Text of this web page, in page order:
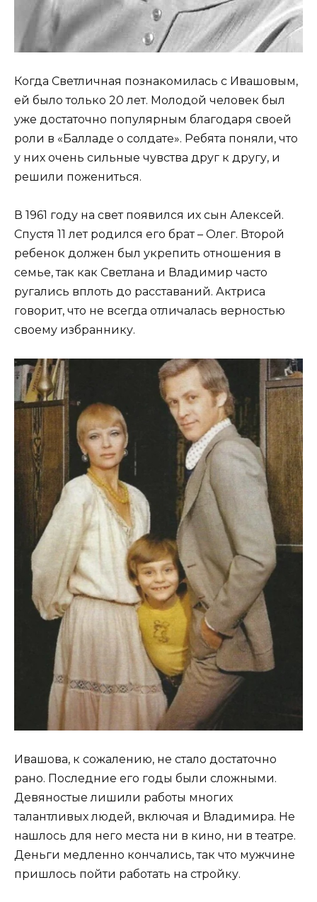
Когда Светличная познакомилась с Ивашовым,
ей было только 20 лет. Молодой человек был
уже достаточно популярным благодаря своей
роли в «Балладе о солдате». Ребята поняли, что
у них очень сильные чувства друг к другу, и
решили пожениться.
В 1961 году на свет появился их сын Алексей.
Спустя 11 лет родился его брат – Олег. Второй
ребенок должен был укрепить отношения в
семье, так как Светлана и Владимир часто
ругались вплоть до расставаний. Актриса
говорит, что не всегда отличалась верностью
своему избраннику.
Ивашова, к сожалению, не стало достаточно
рано. Последние его годы были сложными.
Девяностые лишили работы многих
талантливых людей, включая и Владимира. Не
нашлось для него места ни в кино, ни в театре.
Деньги медленно кончались, так что мужчине
пришлось пойти работать на стройку.